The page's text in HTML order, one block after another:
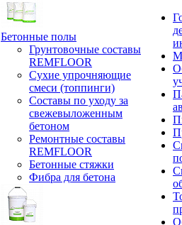
Бетонные полы
Грунтовочные составы
REMFLOOR
Сухие упрочняющие
смеси (топпинги)
Составы по уходу за
свежевыложенным
бетоном
Ремонтные составы
REMFLOOR
Бетонные стяжки
Фибра для бетона